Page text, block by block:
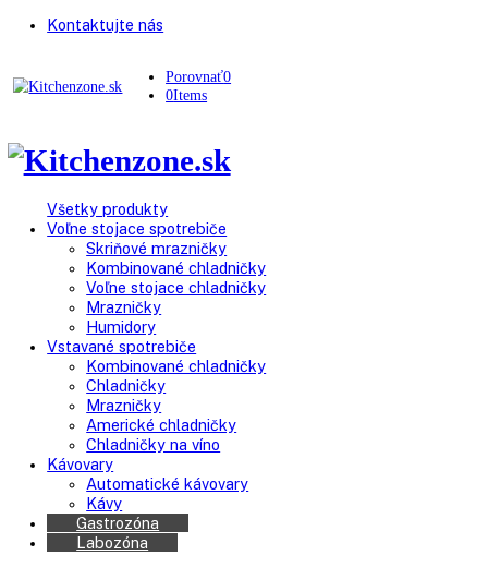
Kontaktujte nás
Porovnať
0Items
Všetky produkty
Voľne stojace spotrebiče
Skriňové mrazničky
Kombinované chladničky
Voľne stojace chladničky
Mrazničky
Humidory
Vstavané spotrebiče
Kombinované chladničky
Chladničky
Mrazničky
Americké chladničky
Chladničky na víno
Kávovary
Automatické kávovary